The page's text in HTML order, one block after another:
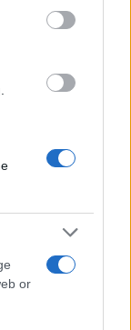
or
tra ideale e